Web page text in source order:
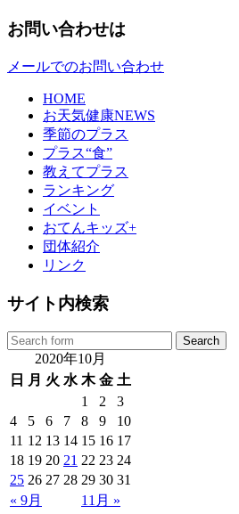
お問い合わせは
メールでのお問い合わせ
HOME
お天気健康NEWS
季節のプラス
プラス“食”
教えてプラス
ランキング
イベント
おてんキッズ+
団体紹介
リンク
サイト内検索
2020年10月
日
月 火 水 木 金 土
« 9月 11月 »
1 2
3
4
5 6 7 8 9
10
11 12 13 14 15 16 17
18 19 20 21 22 23 24
25 26 27 28 29 30 31